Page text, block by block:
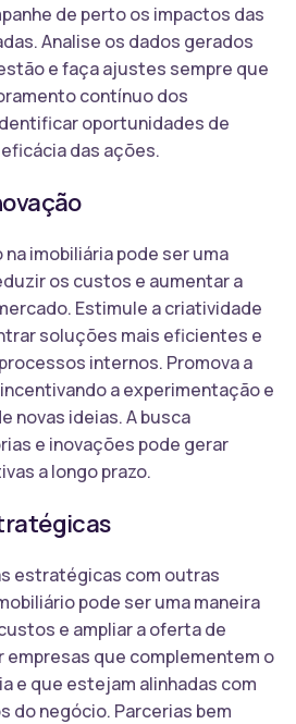
de perto os impactos das
Analise os dados gerados
e faça ajustes sempre que
contínuo dos
oportunidades de
das ações.
imobiliária pode ser uma
os custos e aumentar a
Estimule a criatividade
soluções mais eficientes e
internos. Promova a
a experimentação e
novas ideias. A busca
e inovações pode gerar
a longo prazo.
estratégicas com outras
pode ser uma maneira
e ampliar a oferta de
empresas que complementem o
e que estejam alinhadas com
do negócio. Parcerias bem